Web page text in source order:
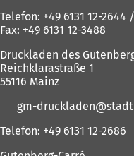
Telefon: +49 6131 12-2644
Fax: +49 6131 12-3488
Druckladen des
Reichklarastraße 1
55116 Mainz
gm-druckladen
Telefon: +49 6131 12-2686